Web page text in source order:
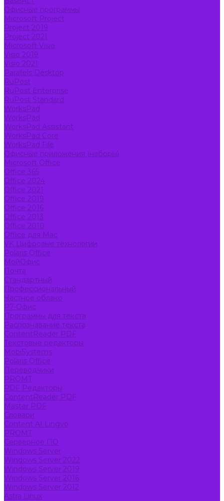
Офисные программы
Microsoft Project
Project 2019
Project 2021
Microsoft Visio
Visio 2019
Visio 2021
Parallels Desktop
RuPost
RuPost Enterprise
RuPost Standard
WorksPad
WorksPad
WorksPad Assistant
WorksPad Core
WorksPad File
Офисные приложения (наборы)
Microsoft Office
Office 365
Office 2024
Office 2021
Office 2019
Office 2016
Office 2013
Office 2010
Office для Mac
VK Цифровые технологии
Polaris Office
МойОфис
Почта
Стандартный
Профессиональный
Частное облако
Р7-Офис
Программы для текста
Распознавание текста
ContentReader PDF
Текстовые редакторы
MobiSystems
Polaris Office
Переводчики
PROMT
PDF Редакторы
ContentReader PDF
Master PDF
Словари
Content AI Lingvo
PROMT
Серверное ПО
Windows Server
Windows Server 2022
Windows Server 2019
Windows Server 2016
Windows Server 2012
Astra Linux